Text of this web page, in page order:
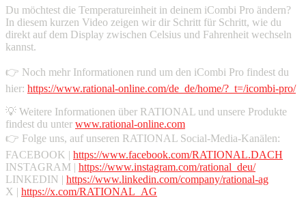
Du möchtest die Temperatureinheit in deinem iCombi Pro ändern?
In diesem kurzen Video zeigen wir dir Schritt für Schritt, wie du
direkt auf dem Display zwischen Celsius und Fahrenheit wechseln
kannst.
👉 Noch mehr Informationen rund um den iCombi Pro findest du
hier: https://www.rational-online.com/de_de/home/?_t=/icombi-pro/
💡 Weitere Informationen über RATIONAL und unsere Produkte
findest du unter www.rational-online.com
👉 Folge uns, auf unseren RATIONAL Social-Media-Kanälen:
FACEBOOK | https://www.facebook.com/RATIONAL.DACH
INSTAGRAM | https://www.instagram.com/rational_deu/
LINKEDIN | https://www.linkedin.com/company/rational-ag
X | https://x.com/RATIONAL_AG